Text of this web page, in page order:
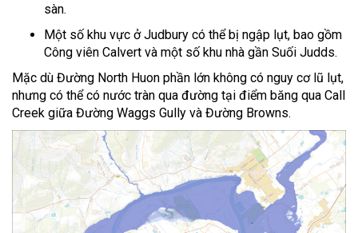
sàn.
Một số khu vực ở Judbury có thể bị ngập lụt, bao gồm
Công viên Calvert và một số khu nhà gần Suối Judds.
Mặc dù Đường North Huon phần lớn không có nguy cơ lũ lụt,
nhưng có thể có nước tràn qua đường tại điểm băng qua Call
Creek giữa Đường Waggs Gully và Đường Browns.